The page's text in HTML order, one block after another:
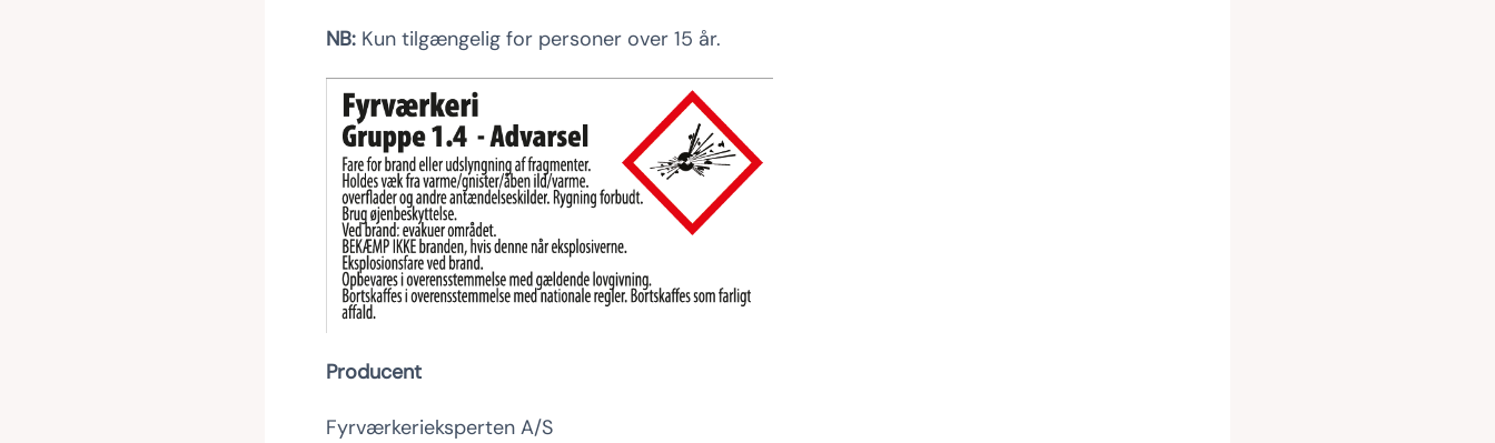
NB: Kun tilgængelig for personer over 15 år.
Producent
Fyrværkerieksperten A/S